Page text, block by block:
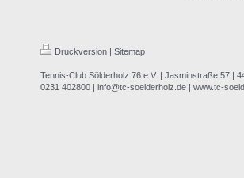
Druckversion | Sitemap
Tennis-Club Sölderholz 76 e.V. | Jasminstraße 57 |
0231 402800 | info@tc-soelderholz.de | www.tc-